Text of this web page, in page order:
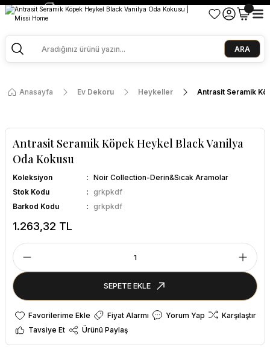
2500 TL ve Üzeri Alışverişlerde Kargo Bedava!
Missi Kokularda 3 Al 2 Öde
ARA
Anasayfa Ev Dekoru Heykeller Antrasit Seramik
Antrasit Seramik Köpek Heykel Black Vanilya
Oda Kokusu
Koleksiyon
Noir Collection-Derin&Sıcak Aramolar
Stok Kodu
grkpkdf
Barkod Kodu
grkpkdf
1.263,32 TL
SEPETE EKLE
Fiyat Alarmı Yorum Yap
Karşılaştır
Tavsiye Et
Ürünü Paylaş